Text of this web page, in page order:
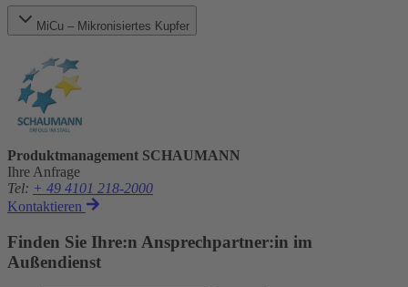
MiCu – Mikronisiertes Kupfer
Produktmanagement SCHAUMANN
Ihre Anfrage
Tel: + 49 4101 218-2000
Kontaktieren
Finden Sie Ihre:n Ansprechpartner:in im
Außendienst